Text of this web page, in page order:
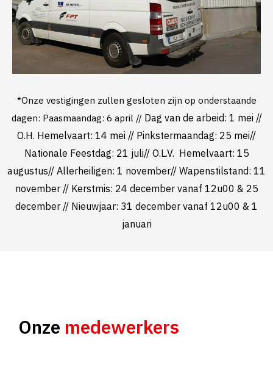
*Onze vestigingen zullen gesloten zijn op onderstaande
dagen: Paasmaandag: 6 april // Dag van de arbeid: 1 mei //
O.H. Hemelvaart: 14 mei // Pinkstermaandag: 25 mei//
Nationale Feestdag: 21 juli// O.L.V. Hemelvaart: 15
augustus// Allerheiligen: 1 november// Wapenstilstand: 11
november // Kerstmis: 24 december vanaf 12u00 & 25
december // Nieuwjaar: 31 december vanaf 12u00 & 1
januari
Onze medewerkers